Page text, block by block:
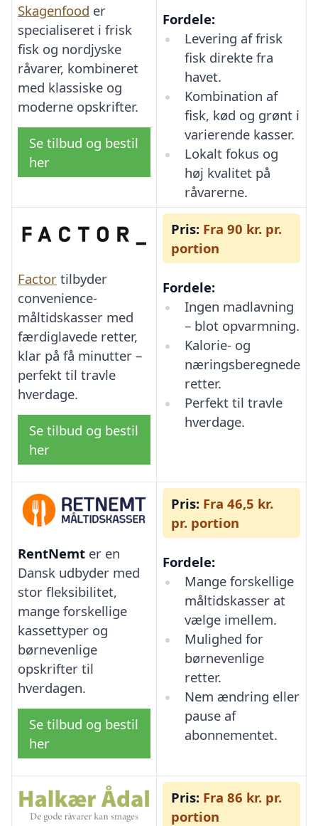
Skagenfood er
specialiseret i frisk
fisk og nordjyske
råvarer, kombineret
med klassiske og
moderne opskrifter.
Se tilbud og bestil
her
Fordele:
Levering af frisk
fisk direkte fra
havet.
Kombination af
fisk, kød og grønt i
varierende kasser.
Lokalt fokus og
høj kvalitet på
råvarerne.
Factor tilbyder
convenience-
måltidskasser med
færdiglavede retter,
klar på få minutter –
perfekt til travle
hverdage.
Se tilbud og bestil
her
Pris: Fra 90 kr. pr.
portion
Fordele:
Ingen madlavning
– blot opvarmning.
Kalorie- og
næringsberegnede
retter.
Perfekt til travle
hverdage.
RentNemt er en
Dansk udbyder med
stor fleksibilitet,
mange forskellige
kassettyper og
børnevenlige
opskrifter til
hverdagen.
Se tilbud og bestil
her
Pris: Fra 46,5 kr.
pr. portion
Fordele:
Mange forskellige
måltidskasser at
vælge imellem.
Mulighed for
børnevenlige
retter.
Nem ændring eller
pause af
abonnementet.
Pris: Fra 86 kr. pr.
portion